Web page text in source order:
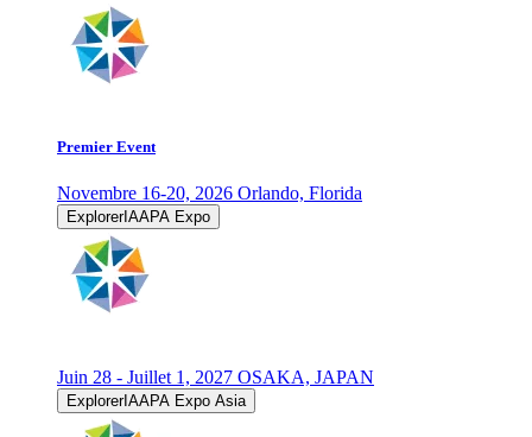
Premier Event
Novembre 16-20, 2026 Orlando, Florida
ExplorerIAAPA Expo
Juin 28 - Juillet 1, 2027 OSAKA, JAPAN
ExplorerIAAPA Expo Asia